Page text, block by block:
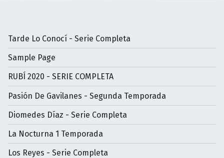
Tarde Lo Conocí - Serie Completa
Sample Page
RUBÍ 2020 - SERIE COMPLETA
Pasión De Gavilanes - Segunda Temporada
Diomedes Díaz - Serie Completa
La Nocturna 1 Temporada
Los Reyes - Serie Completa